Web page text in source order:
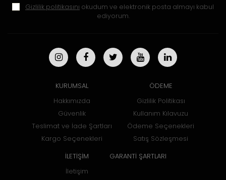
Gizlilik politikasını okudum ve elektronik posta almayı kabul
ediyorum.
KURUMSAL
Hakkımızda
Güvenlik
Teslimat ve İade Şartları
Kargo Seçenekleri
ÖDEME
Gizlilik Politikası
Kullanım Kılavuzu
Ödeme Seçenekleri
Satış Sözleşmesi
İLETİŞİM
İletişim
GARANTİ ŞARTLARI